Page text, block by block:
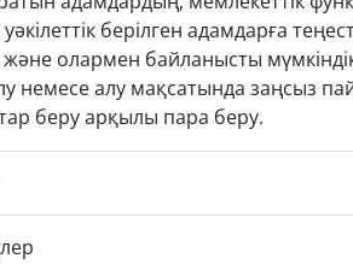
берілген адамдарға
олармен байланысты
немесе алу мақсатында заңсыз
беру арқылы пара беру.